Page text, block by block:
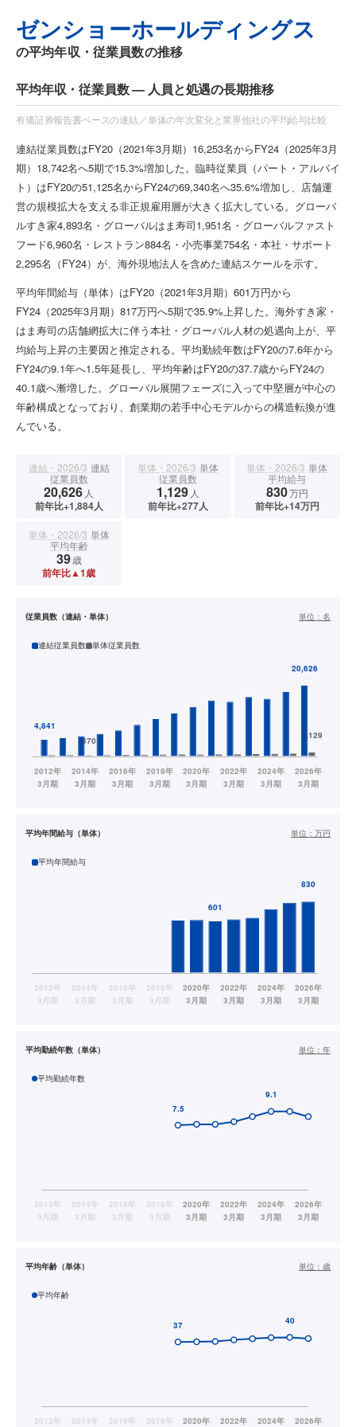
ゼンショーホールディングス
の平均年収・従業員数の推移
平均年収・従業員数 — 人員と処遇の長期推移
有価証券報告書ベースの連結／単体の年次変化と業界他社の平均給与比較
連結従業員数はFY20（2021年3月期）16,253名からFY24（2025年3月
期）18,742名へ5期で15.3%増加した。臨時従業員（パート・アルバイ
ト）はFY20の51,125名からFY24の69,340名へ35.6%増加し、店舗運
営の規模拡大を支える非正規雇用層が大きく拡大している。グローバ
ルすき家4,893名・グローバルはま寿司1,951名・グローバルファスト
フード6,960名・レストラン884名・小売事業754名・本社・サポート
2,295名（FY24）が、海外現地法人を含めた連結スケールを示す。
平均年間給与（単体）はFY20（2021年3月期）601万円から
FY24（2025年3月期）817万円へ5期で35.9%上昇した。海外すき家・
はま寿司の店舗網拡大に伴う本社・グローバル人材の処遇向上が、平
均給与上昇の主要因と推定される。平均勤続年数はFY20の7.6年から
FY24の9.1年へ1.5年延長し、平均年齢はFY20の37.7歳からFY24の
40.1歳へ漸増した。グローバル展開フェーズに入って中堅層が中心の
年齢構成となっており、創業期の若手中心モデルからの構造転換が進
んでいる。
連結・2026/3 連結
従業員数
20,626 人
前年比+1,884人
単体・2026/3 単体
従業員数
1,129 人
前年比+277人
単体・2026/3 単体
平均給与
830万円
前年比+14万円
単体・2026/3 単体
平均年齢
39歳
前年比▲1歳
従業員数（連結・単体） 単位： 名
連結従業員数 単体従業員数
平均年間給与（単体） 単位： 万円
平均年間給与
平均勤続年数（単体） 単位： 年
平均勤続年数
平均年齢（単体） 単位： 歳
平均年齢